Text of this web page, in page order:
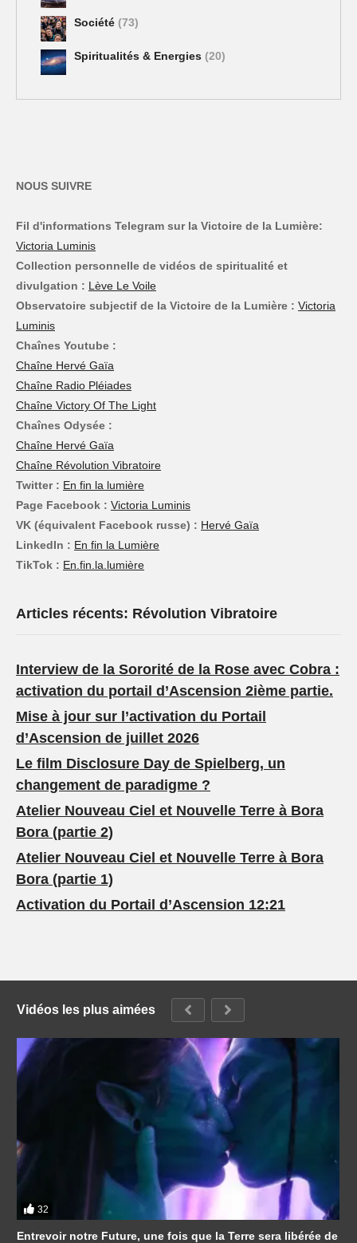
Société (73)
Spiritualités & Energies (20)
NOUS SUIVRE
Fil d'informations Telegram sur la Victoire de la Lumière:
Victoria Luminis
Collection personnelle de vidéos de spiritualité et
divulgation : Lève Le Voile
Observatoire subjectif de la Victoire de la Lumière : Victoria
Luminis
Chaînes Youtube :
Chaîne Hervé Gaïa
Chaîne Radio Pléiades
Chaîne Victory Of The Light
Chaînes Odysée :
Chaîne Hervé Gaïa
Chaîne Révolution Vibratoire
Twitter : En fin la lumière
Page Facebook : Victoria Luminis
VK (équivalent Facebook russe) : Hervé Gaïa
LinkedIn : En fin la Lumière
TikTok : En.fin.la.lumière
Articles récents: Révolution Vibratoire
Interview de la Sororité de la Rose avec Cobra :
activation du portail d’Ascension 2ième partie.
Mise à jour sur l’activation du Portail
d’Ascension de juillet 2026
Le film Disclosure Day de Spielberg, un
changement de paradigme ?
Atelier Nouveau Ciel et Nouvelle Terre à Bora
Bora (partie 2)
Atelier Nouveau Ciel et Nouvelle Terre à Bora
Bora (partie 1)
Activation du Portail d’Ascension 12:21
Vidéos les plus aimées
32
Entrevoir notre Future, une fois que la Terre sera libérée de